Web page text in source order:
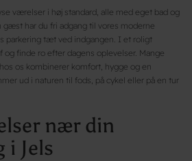
værelser i høj standard, alle med eget bad og
gæst har du fri adgang til vores moderne
parkering tæt ved indgangen. I et roligt
og finde ro efter dagens oplevelser. Mange
os kombinerer komfort, hygge og en
ud i naturen til fods, på cykel eller på en tur
nær din
i Jels